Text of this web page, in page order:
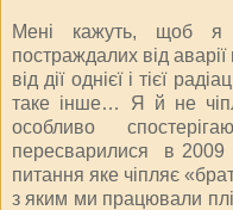
Мені кажуть, щоб я
постраждалих від
від дії однієї і тієї
таке інше… Я й не
особливо
пересварилися в 2009
питання яке чіпляє
з яким ми працювали